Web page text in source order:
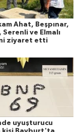
Ahat, Beşpınar,
Serenli ve Elmalı
ziyaret etti
uyuşturucu